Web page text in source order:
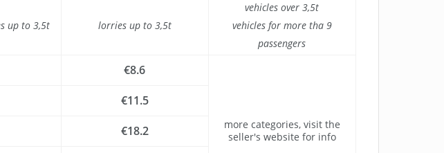
up to 3,5t lorries up to 3,5t
vehicles over 3,5t
vehicles for more tha 9
passengers
€8.6
€11.5
€18.2
more categories, visit the
seller's website for info